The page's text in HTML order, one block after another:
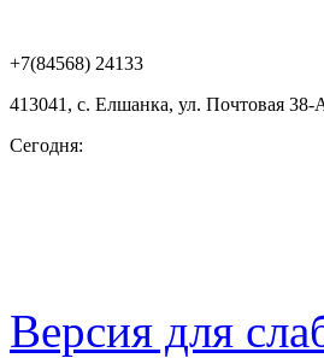
+7(84568) 24133
413041, с. Елшанка, ул. Почтовая 38-
Сегодня:
Версия для